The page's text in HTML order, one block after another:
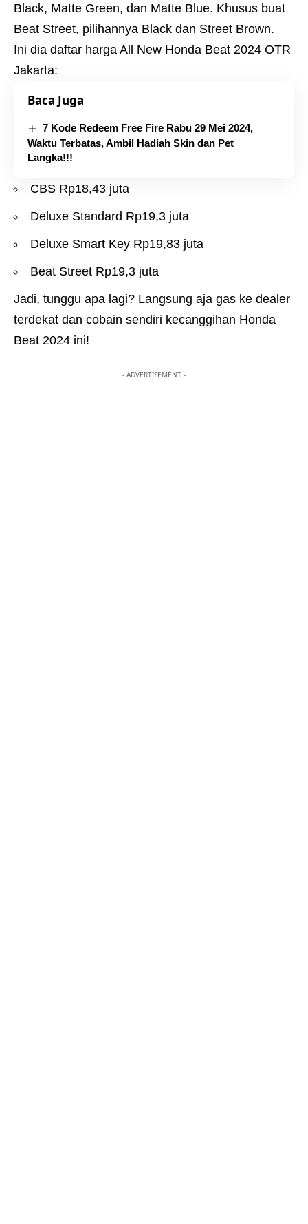
Black, Matte Green, dan Matte Blue. Khusus buat
Beat Street, pilihannya Black dan Street Brown.
Ini dia daftar harga All New Honda Beat 2024 OTR
Jakarta:
Baca Juga
7 Kode Redeem Free Fire Rabu 29 Mei 2024,
Waktu Terbatas, Ambil Hadiah Skin dan Pet
Langka!!!
CBS Rp18,43 juta
Deluxe Standard Rp19,3 juta
Deluxe Smart Key Rp19,83 juta
Beat Street Rp19,3 juta
Jadi, tunggu apa lagi? Langsung aja gas ke dealer
terdekat dan cobain sendiri kecanggihan Honda
Beat 2024 ini!
- ADVERTISEMENT -